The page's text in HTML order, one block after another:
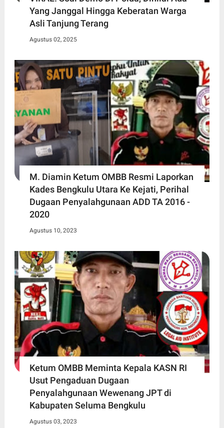
Yang Janggal Hingga Keberatan Warga
Asli Tanjung Terang
Agustus 02, 2025
M. Diamin Ketum OMBB Resmi Laporkan
Kades Bengkulu Utara Ke Kejati, Perihal
Dugaan Penyalahgunaan ADD TA 2016 -
2020
Agustus 10, 2023
Ketum OMBB Meminta Kepala KASN RI
Usut Pengaduan Dugaan
Penyalahgunaan Wewenang JPT di
Kabupaten Seluma Bengkulu
Agustus 03, 2023